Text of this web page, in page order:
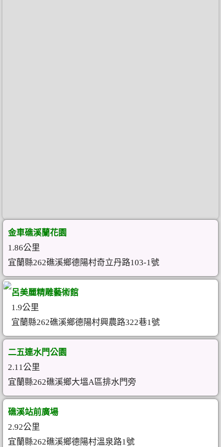
金車礁溪蘭花園
1.86公里
宜蘭縣262礁溪鄉德陽村奇立丹路103-1號
呂美麗精雕藝術館
1.9公里
宜蘭縣262礁溪鄉德陽村興農路322巷1號
二五連水門公園
2.11公里
宜蘭縣262礁溪鄉大塭A區排水門旁
礁溪站前廣場
2.92公里
宜蘭縣262礁溪鄉德陽村溫泉路1號